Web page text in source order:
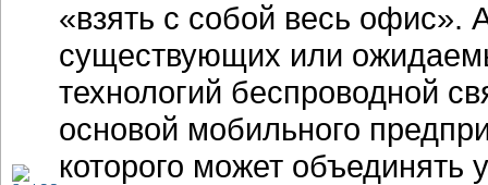
«взять с собой весь офис».
существующих или
технологий беспроводной
основой мобильного
которого может